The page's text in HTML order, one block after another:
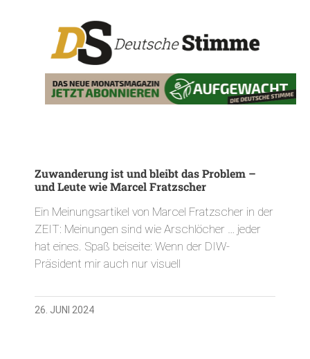
Zuwanderung ist und bleibt das Problem –
und Leute wie Marcel Fratzscher
Ein Meinungsartikel von Marcel Fratzscher in der
ZEIT: Meinungen sind wie Arschlöcher … jeder
hat eines. Spaß beiseite: Wenn der DIW-
Präsident mir auch nur visuell
26. JUNI 2024